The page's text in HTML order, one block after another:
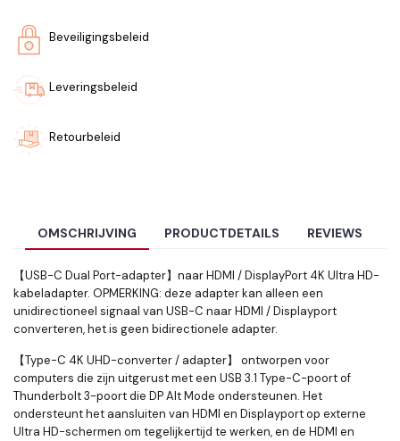
Beveiligingsbeleid
Leveringsbeleid
Retourbeleid
OMSCHRIJVING PRODUCTDETAILS REVIEWS
【USB-C Dual Port-adapter】naar HDMI / DisplayPort 4K Ultra HD-
kabeladapter. OPMERKING: deze adapter kan alleen een
unidirectioneel signaal van USB-C naar HDMI / Displayport
converteren, het is geen bidirectionele adapter.
【Type-C 4K UHD-converter / adapter】 ontworpen voor
computers die zijn uitgerust met een USB 3.1 Type-C-poort of
Thunderbolt 3-poort die DP Alt Mode ondersteunen. Het
ondersteunt het aansluiten van HDMI en Displayport op externe
Ultra HD-schermen om tegelijkertijd te werken, en de HDMI en